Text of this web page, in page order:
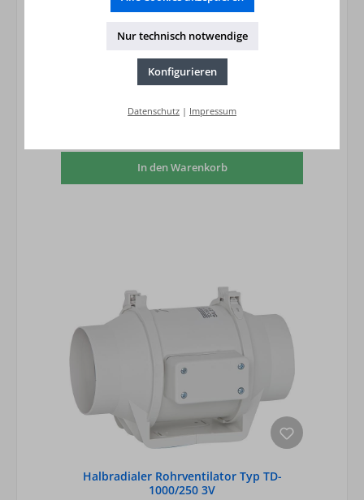
Elektro-Heizregister Typ MBE-250/60T
Zweiphasen Wechselstrom 400V/50 HZ
459,23 €*
In den Warenkorb
Halbradialer Rohrventilator Typ TD-
1000/250 3V
Nur technisch notwendige
Konfigurieren
Datenschutz | Impressum